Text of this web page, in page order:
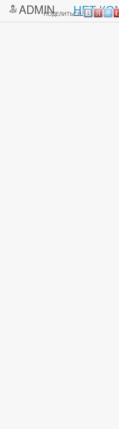
ADMIN НЕТ
ПОДЕЛИТЬСЯ: